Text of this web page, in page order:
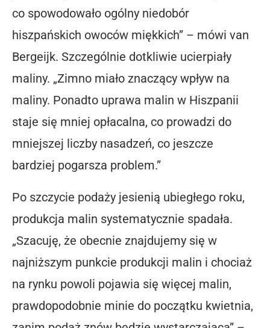
co spowodowało ogólny niedobór
hiszpańskich owoców miękkich” – mówi van
Bergeijk. Szczególnie dotkliwie ucierpiały
maliny. „Zimno miało znaczący wpływ na
maliny. Ponadto uprawa malin w Hiszpanii
staje się mniej opłacalna, co prowadzi do
mniejszej liczby nasadzeń, co jeszcze
bardziej pogarsza problem.”
Po szczycie podaży jesienią ubiegłego roku,
produkcja malin systematycznie spadała.
„Szacuję, że obecnie znajdujemy się w
najniższym punkcie produkcji malin i chociaż
na rynku powoli pojawia się więcej malin,
prawdopodobnie minie do początku kwietnia,